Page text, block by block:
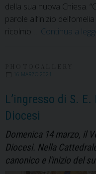
della sua nuova Chiesa.
parole all’inizio
ricolmo … Continua a
16 MARZO 2021
L’ingresso di S.
Diocesi
Domenica 14 marzo, il
Diocesi. Nella
canonico e l'inizio del